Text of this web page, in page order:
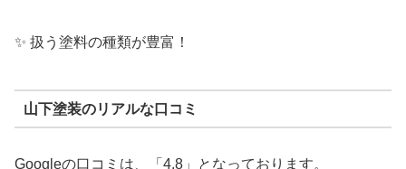
✨ 扱う塗料の種類が豊富！
山下塗装のリアルな口コミ
Googleの口コミは、「4.8」となっております。